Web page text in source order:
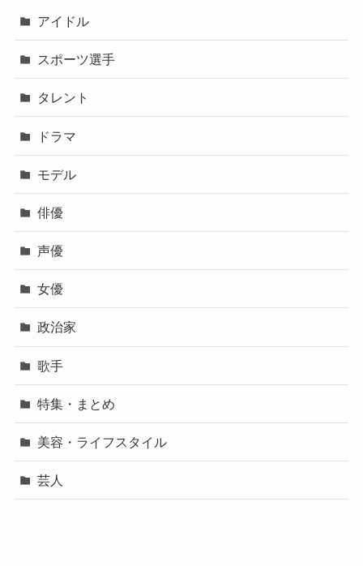
アイドル
スポーツ選手
タレント
ドラマ
モデル
俳優
声優
女優
政治家
歌手
特集・まとめ
美容・ライフスタイル
芸人